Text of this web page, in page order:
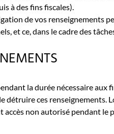
à des fins fiscales).
de vos renseignements
et ce, dans le cadre des
la durée nécessaire
détruire ces
non autorisé pendant le